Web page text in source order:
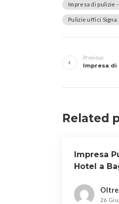
Impresa di pulizie -
Pulizie uffici Signa
Previous
Impresa di
Related
Impresa
Hotel a
26